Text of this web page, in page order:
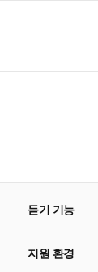
듣기 기능
지원 환경